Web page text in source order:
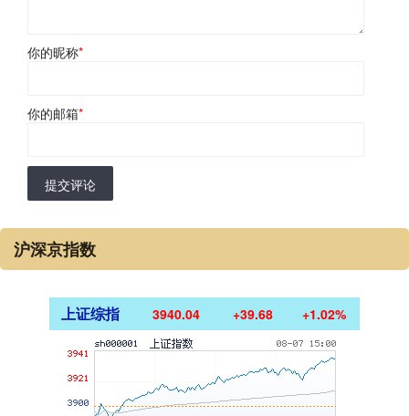
你的昵称*
你的邮箱*
提交评论
沪深京指数
上证综指 3940.04 +39.68 +1.02%